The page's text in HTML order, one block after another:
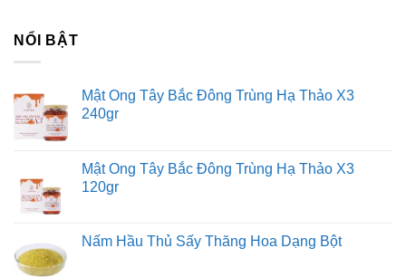
NỔI BẬT
Mật Ong Tây Bắc Đông Trùng Hạ Thảo X3
240gr
Mật Ong Tây Bắc Đông Trùng Hạ Thảo X3
120gr
Nấm Hầu Thủ Sấy Thăng Hoa Dạng Bột